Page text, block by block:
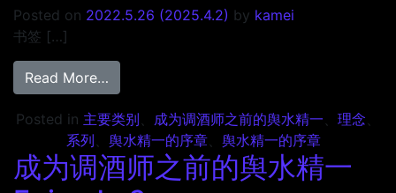
Posted on 2022.5.26 (2025.4.2) by kamei
书签 […]
Read More…
Posted in 主要类别、 成为调酒师之前的舆水精一、 理念、
系列、 舆水精一的序章、 舆水精一的序章
成为调酒师之前的舆水精一